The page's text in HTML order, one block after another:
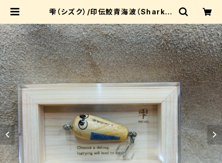
雫（シズク）/印伝鮫青海波（Shark S
ジ】 | IWASAKI_riprap_shop